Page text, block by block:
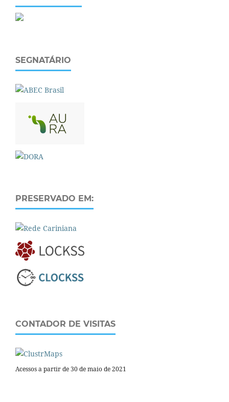
SEGNATÁRIO
PRESERVADO EM:
CONTADOR DE VISITAS
Acessos a partir de 30 de maio de 2021